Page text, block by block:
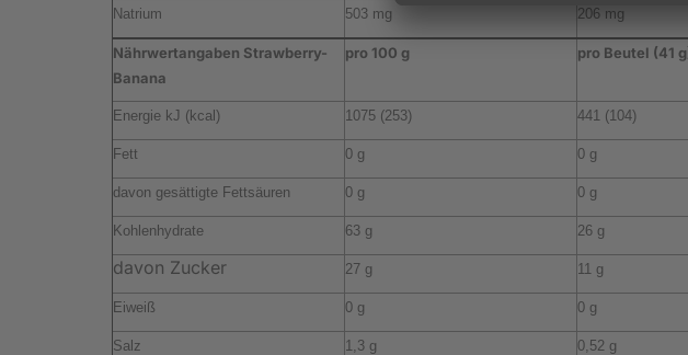
Natrium 503 mg 206 mg
Nährwertangaben Strawberry-
Banana
pro 100 g pro Beutel (41
Energie kJ (kcal) 1075 (253) 441 (104)
Fett 0 g 0 g
davon gesättigte Fettsäuren 0 g 0 g
Kohlenhydrate 63 g 26 g
davon Zucker 27 g 11 g
Eiweiß 0 g 0 g
Salz 1,3 g 0,52 g